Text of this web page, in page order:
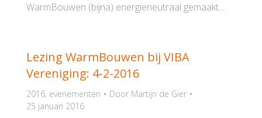
WarmBouwen (bijna) energieneutraal gemaakt.…
Lezing WarmBouwen bij VIBA
Vereniging: 4-2-2016
2016, evenementen Door Martijn de Gier
25 januari 2016